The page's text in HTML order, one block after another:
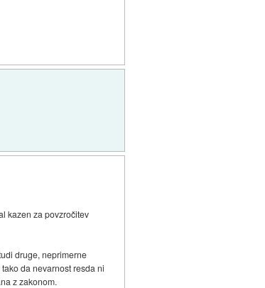
kazen za povzročitev
druge, neprimerne
da nevarnost resda ni
z zakonom.